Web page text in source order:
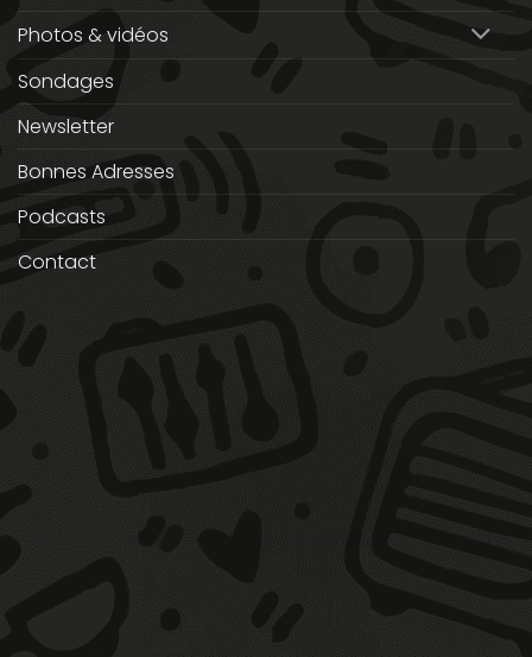
Photos & vidéos
Sondages
Newsletter
Bonnes Adresses
Podcasts
Contact